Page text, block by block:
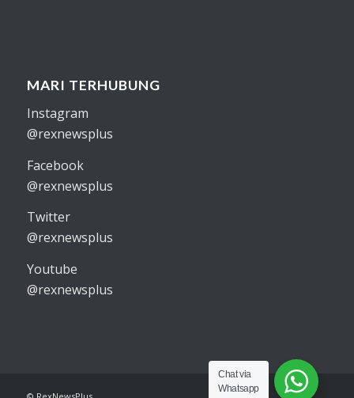
MARI TERHUBUNG
Instagram
@rexnewsplus
Facebook
@rexnewsplus
Twitter
@rexnewsplus
Youtube
@rexnewsplus
Chat via
Whatsapp